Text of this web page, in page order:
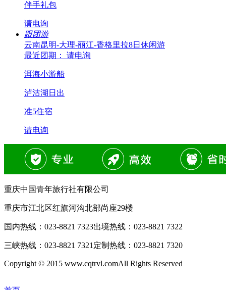
伴手礼包
请电询
跟团游
云南昆明-大理-丽江-香格里拉8日休闲游
最近团期： 请电询
洱海小游船
泸沽湖日出
准5住宿
请电询
重庆中国青年旅行社有限公司
重庆市江北区红旗河沟北部尚座29楼
国内热线： 023-8821 7323出境热线： 023-8821 7322
三峡热线： 023-8821 7321 定制热线： 023-8821 7320
Copyright © 2015 www.cqtrvl.comAll Rights Reserved